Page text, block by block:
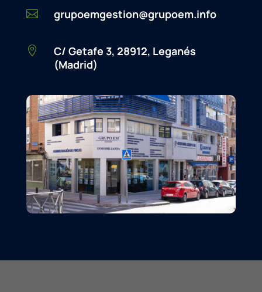
 grupoemgestion@grupoem.info

C/ Getafe 3, 28912, Leganés
(Madrid)